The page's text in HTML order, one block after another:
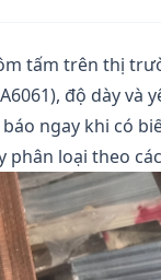
tấm trên thị
A6061), độ dày
ngay khi có
phân loại theo